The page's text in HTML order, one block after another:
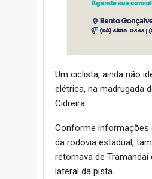
Um ciclista, ainda não
elétrica, na madrugada
Cidreira.
Conforme informações
da rodovia estadual,
retornava de
lateral da pista.